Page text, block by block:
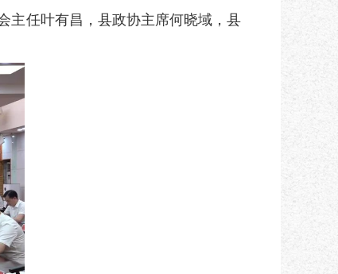
主任叶有昌，县政协主席何晓域，县